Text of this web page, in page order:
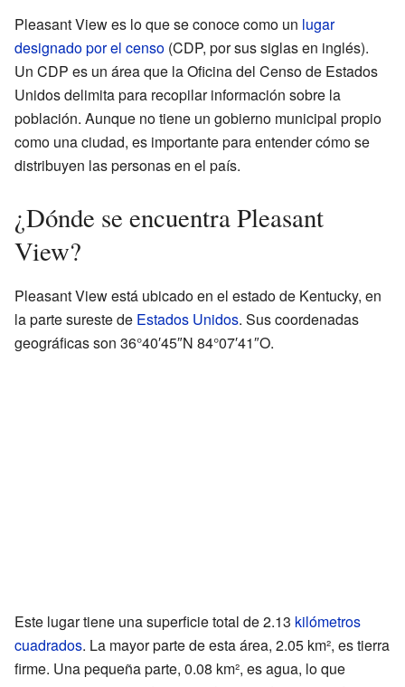
Pleasant View es lo que se conoce como un lugar
designado por el censo (CDP, por sus siglas en inglés).
Un CDP es un área que la Oficina del Censo de Estados
Unidos delimita para recopilar información sobre la
población. Aunque no tiene un gobierno municipal propio
como una ciudad, es importante para entender cómo se
distribuyen las personas en el país.
¿Dónde se encuentra Pleasant
View?
Pleasant View está ubicado en el estado de Kentucky, en
la parte sureste de Estados Unidos. Sus coordenadas
geográficas son 36°40′45″N 84°07′41″O.
Este lugar tiene una superficie total de 2.13 kilómetros
cuadrados. La mayor parte de esta área, 2.05 km², es tierra
firme. Una pequeña parte, 0.08 km², es agua, lo que